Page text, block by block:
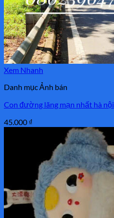
Xem Nhanh
Danh mục Ảnh bán
Con đường lãng mạn nhất hà nội
45.000 ₫